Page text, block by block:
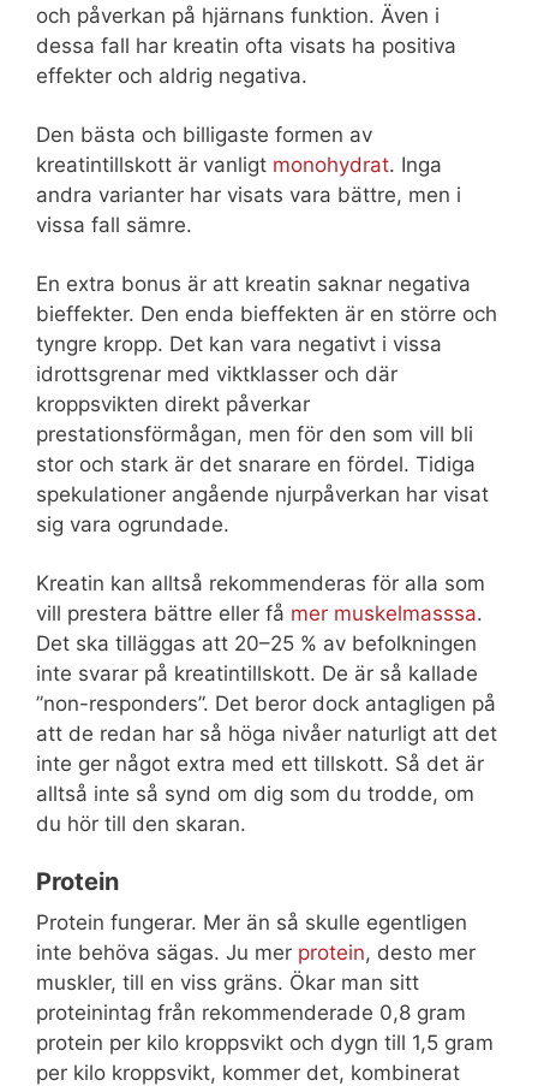
och påverkan på hjärnans funktion. Även i
dessa fall har kreatin ofta visats ha positiva
effekter och aldrig negativa.
Den bästa och billigaste formen av
kreatintillskott är vanligt monohydrat. Inga
andra varianter har visats vara bättre, men i
vissa fall sämre.
En extra bonus är att kreatin saknar negativa
bieffekter. Den enda bieffekten är en större och
tyngre kropp. Det kan vara negativt i vissa
idrottsgrenar med viktklasser och där
kroppsvikten direkt påverkar
prestationsförmågan, men för den som vill bli
stor och stark är det snarare en fördel. Tidiga
spekulationer angående njurpåverkan har visat
sig vara ogrundade.
Kreatin kan alltså rekommenderas för alla som
vill prestera bättre eller få mer muskelmasssa.
Det ska tilläggas att 20–25 % av befolkningen
inte svarar på kreatintillskott. De är så kallade
”non-responders”. Det beror dock antagligen på
att de redan har så höga nivåer naturligt att det
inte ger något extra med ett tillskott. Så det är
alltså inte så synd om dig som du trodde, om
du hör till den skaran.
Protein
Protein fungerar. Mer än så skulle egentligen
inte behöva sägas. Ju mer protein, desto mer
muskler, till en viss gräns. Ökar man sitt
proteinintag från rekommenderade 0,8 gram
protein per kilo kroppsvikt och dygn till 1,5 gram
per kilo kroppsvikt, kommer det, kombinerat